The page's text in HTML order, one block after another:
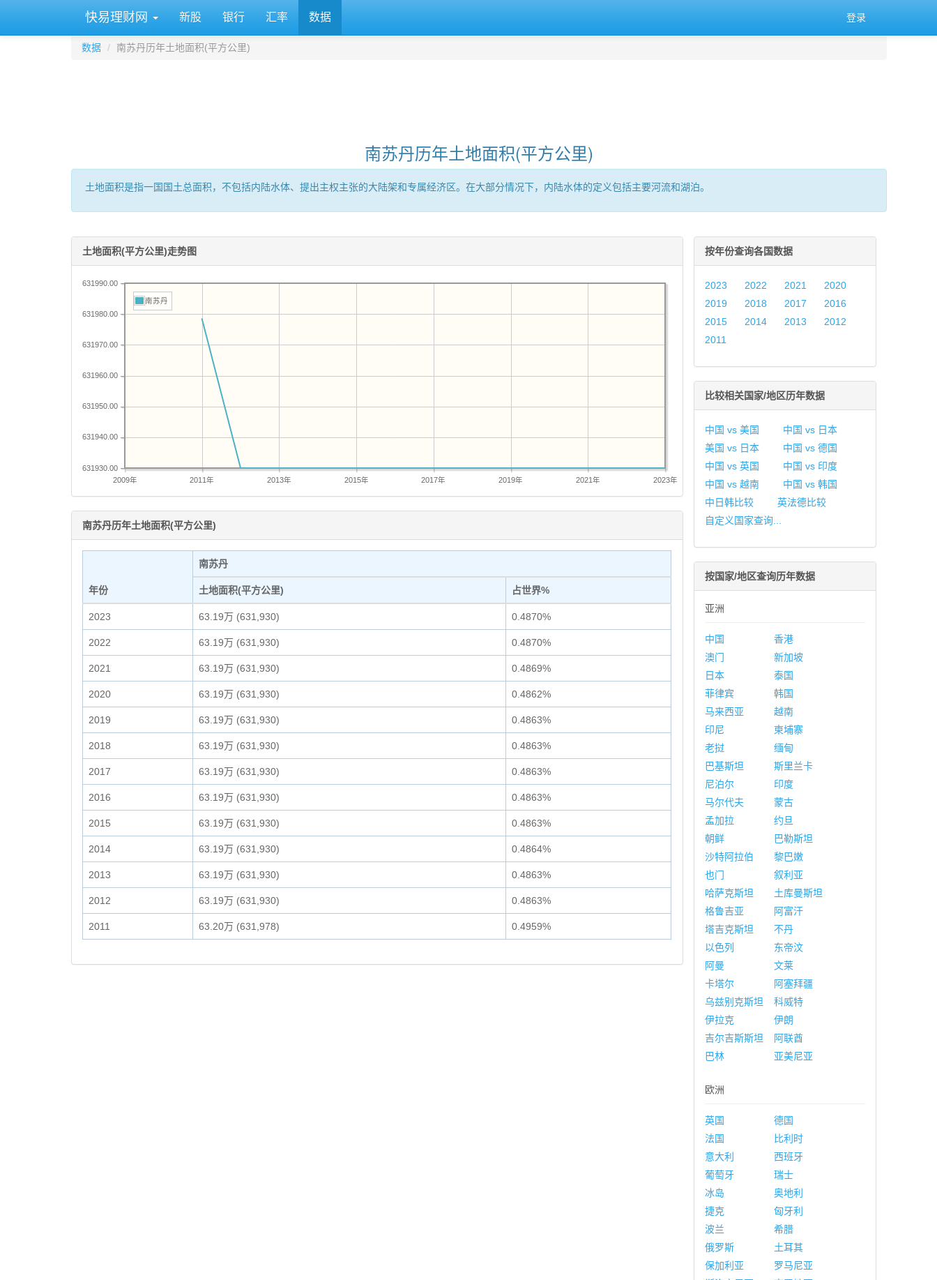
快易理财网 新股 银行 汇率 数据 登录
数据 南苏丹历年土地面积(平方公里)
南苏丹历年土地面积(平方公里)
土地面积是指一国国土总面积，不包括内陆水体、提出主权主张的大陆架和专属经济区。在大部分情况下，内陆水体的定义包括主要河流和湖泊。
土地面积(平方公里)走势图
2009年 2011年 2013年 2015年 2017年 2019年 2021年 2023年
631930.00
631940.00
631950.00
631960.00
631970.00
631980.00
631990.00
南苏丹
南苏丹历年土地面积(平方公里)
年份
南苏丹
土地面积(平方公里) 占世界%
2023 63.19万 (631,930) 0.4870%
2022 63.19万 (631,930) 0.4870%
2021 63.19万 (631,930) 0.4869%
2020 63.19万 (631,930) 0.4862%
2019 63.19万 (631,930) 0.4863%
2018 63.19万 (631,930) 0.4863%
2017 63.19万 (631,930) 0.4863%
2016 63.19万 (631,930) 0.4863%
2015 63.19万 (631,930) 0.4863%
2014 63.19万 (631,930) 0.4864%
2013 63.19万 (631,930) 0.4863%
2012 63.19万 (631,930) 0.4863%
2011 63.20万 (631,978) 0.4959%
按年份查询各国数据
2023 2022 2021
2020
2019
2018 2017
2016
2015
2014 2013
2012
2011
比较相关国家/地区历年数据
中国 vs 美国
中国 vs 日本
美国 vs 日本
中国 vs 德国
中国 vs 英国
中国 vs 印度
中国 vs 越南
中国 vs 韩国
中日韩比较
英法德比较
自定义国家查询...
按国家/地区查询历年数据
亚洲
中国
香港
澳门
新加坡
日本
泰国
菲律宾
韩国
马来西亚
越南
印尼
柬埔寨
老挝
缅甸
巴基斯坦
斯里兰卡
尼泊尔
印度
马尔代夫
蒙古
孟加拉
约旦
朝鲜
巴勒斯坦
沙特阿拉伯
黎巴嫩
也门
叙利亚
哈萨克斯坦
土库曼斯坦
格鲁吉亚
阿富汗
塔吉克斯坦
不丹
以色列
东帝汶
阿曼
文莱
卡塔尔
阿塞拜疆
乌兹别克斯坦
科威特
伊拉克
伊朗
吉尔吉斯斯坦
阿联酋
巴林
亚美尼亚
欧洲
英国
德国
法国
比利时
意大利
西班牙
葡萄牙
瑞士
冰岛
奥地利
捷克
匈牙利
波兰
希腊
俄罗斯
土耳其
保加利亚
罗马尼亚